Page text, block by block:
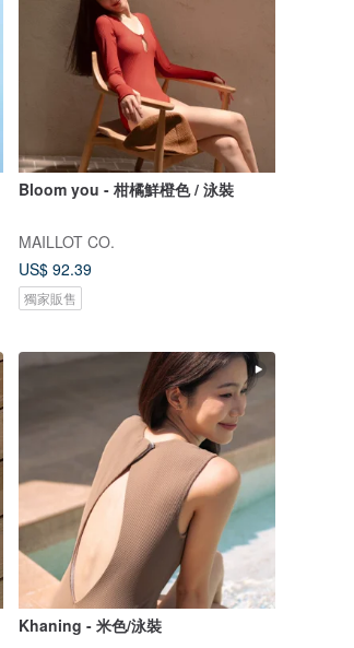
Bloom you - 柑橘鮮橙色 / 泳裝
MAILLOT CO.
US$ 92.39
獨家販售
Khaning - 米色/泳裝